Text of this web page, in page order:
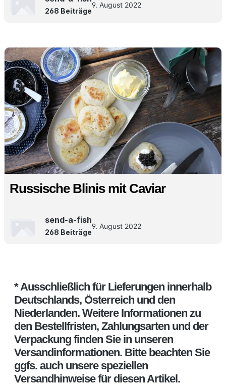
268 Beiträge
9. August 2022
Russische Blinis mit Caviar
send-a-fish
268 Beiträge
9. August 2022
* Ausschließlich für Lieferungen innerhalb
Deutschlands, Österreich und den
Niederlanden. Weitere Informationen zu
den Bestellfristen, Zahlungsarten und der
Verpackung finden Sie in unseren
Versandinformationen. Bitte beachten Sie
ggfs. auch unsere speziellen
Versandhinweise für diesen Artikel.